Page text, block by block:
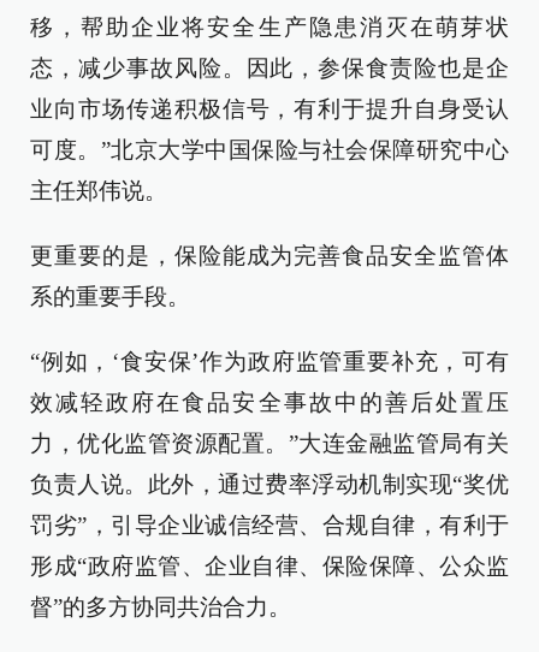
移，帮助企业将安全生产隐患消灭在萌芽状
态，减少事故风险。因此，参保食责险也是企
业向市场传递积极信号，有利于提升自身受认
可度。”北京大学中国保险与社会保障研究中心
主任郑伟说。
更重要的是，保险能成为完善食品安全监管体
系的重要手段。
“例如，‘食安保’作为政府监管重要补充，可有
效减轻政府在食品安全事故中的善后处置压
力，优化监管资源配置。”大连金融监管局有关
负责人说。此外，通过费率浮动机制实现“奖优
罚劣”，引导企业诚信经营、合规自律，有利于
形成“政府监管、企业自律、保险保障、公众监
督”的多方协同共治合力。